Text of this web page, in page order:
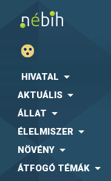
HIVATAL
AKTUÁLIS
ÁLLAT
ÉLELMISZER
NÖVÉNY
ÁTFOGÓ TÉMÁK